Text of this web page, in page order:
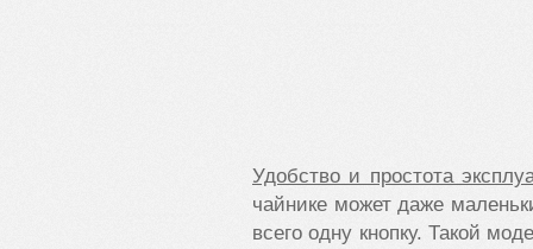
Удобство и простота
чайнике может даже
всего одну кнопку. Такой